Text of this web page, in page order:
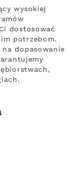
wysokiej
dostosować
potrzebom.
dopasowanie